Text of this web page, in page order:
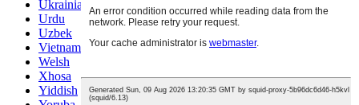
Ukrainian
Urdu
Uzbek
Vietnamese
Welsh
Xhosa
Yiddish